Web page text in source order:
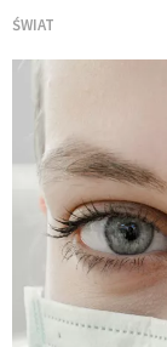
ŚWIAT